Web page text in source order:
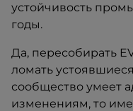
устойчивость
годы.
Да, пересобирать
ломать
сообщество умеет
изменениям, то